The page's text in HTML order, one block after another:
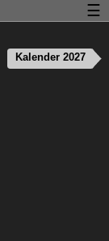
Kalender 2027
☰